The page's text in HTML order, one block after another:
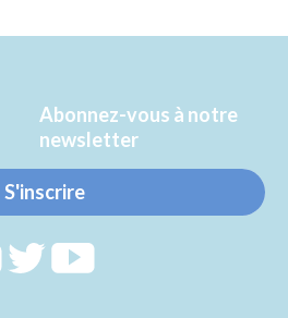
Twitter
Facebook
Abonnez-vous à notre
newsletter
S'inscrire
RejoignezRejoignez